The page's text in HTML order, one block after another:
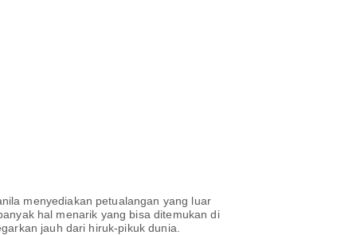
menyediakan petualangan yang luar
hal menarik yang bisa ditemukan di
jauh dari hiruk-pikuk dunia.